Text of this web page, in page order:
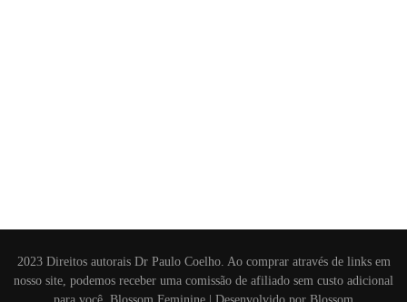
2023 Direitos autorais Dr Paulo Coelho. Ao comprar através de links em
nosso site, podemos receber uma comissão de afiliado sem custo adicional